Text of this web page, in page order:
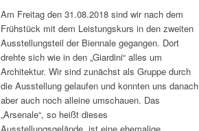
Am Freitag den 31.08.2018 sind wir nach dem
Frühstück mit dem Leistungskurs in den zweiten
Ausstellungsteil der Biennale gegangen. Dort
drehte sich wie in den „Giardini“ alles um
Architektur. Wir sind zunächst als Gruppe durch
die Ausstellung gelaufen und konnten uns danach
aber auch noch alleine umschauen. Das
„Arsenale“, so heißt dieses